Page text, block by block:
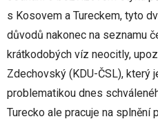
s Kosovem a Tureckem, tyto
důvodů nakonec na seznamu
krátkodobých víz neocitly,
Zdechovský (KDU-ČSL), který
problematikou dnes
Turecko ale pracuje na splnění